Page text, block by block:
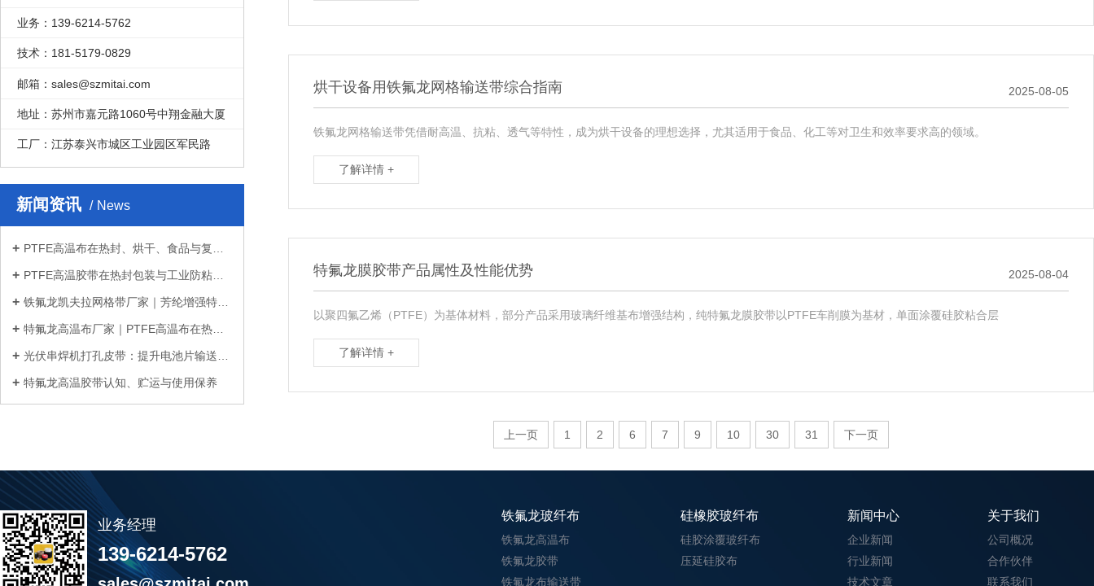
业务：139-6214-5762
技术：181-5179-0829
邮箱：sales@szmitai.com
地址：苏州市嘉元路1060号中翔金融大厦
工厂：江苏泰兴市城区工业园区军民路
新闻资讯 News
PTFE高温布在热封、烘干、食品与复合材...
PTFE高温胶带在热封包装与工业防粘中的...
铁氟龙凯夫拉网格带厂家｜芳纶增强特氟...
特氟龙高温布厂家｜PTFE高温布在热封、...
光伏串焊机打孔皮带：提升电池片输送稳...
特氟龙高温胶带认知、贮运与使用保养
烘干设备用铁氟龙网格输送带综合指南 2025-08-05
铁氟龙网格输送带凭借耐高温、抗粘、透气等特性，成为烘干设备的理想选择，尤其适用于食品、化工等对卫生和效率要求高的领域。
了解详情 +
特氟龙膜胶带产品属性及性能优势 2025-08-04
以聚四氟乙烯（PTFE）为基体材料，部分产品采用玻璃纤维基布增强结构，纯特氟龙膜胶带以PTFE车削膜为基材，单面涂覆硅胶粘合层
了解详情 +
上一页 1 2 6 7 9 10 30 31 下一页
关于我们
公司概况
合作伙伴
联系我们
新闻中心
企业新闻
行业新闻
技术文章
硅橡胶玻纤布
硅胶涂覆玻纤布
压延硅胶布
铁氟龙玻纤布
铁氟龙高温布
铁氟龙胶带
铁氟龙布输送带
业务经理
139-6214-5762